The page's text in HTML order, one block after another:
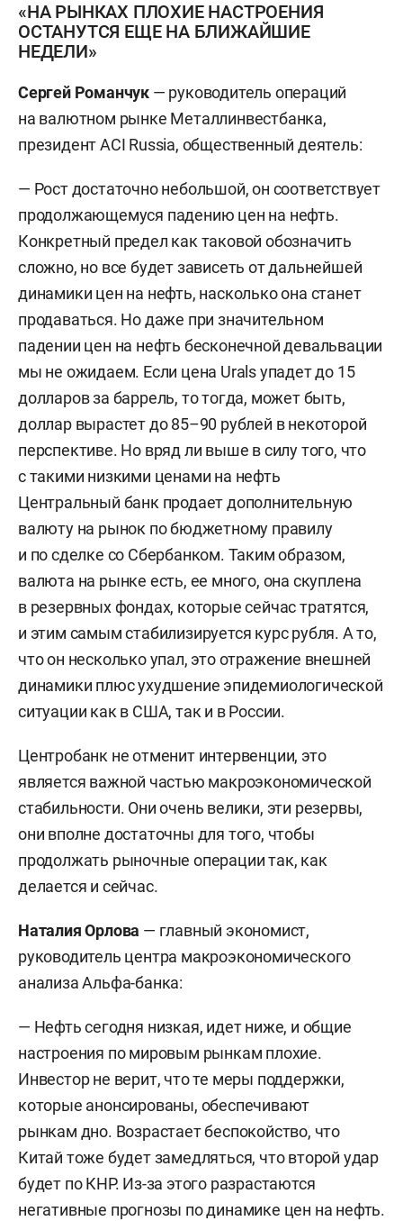
«НА РЫНКАХ ПЛОХИЕ НАСТРОЕНИЯ
ОСТАНУТСЯ ЕЩЕ НА БЛИЖАЙШИЕ
НЕДЕЛИ»
Сергей Романчук — руководитель операций
на валютном рынке Металлинвестбанка,
президент ACI Russia, общественный деятель:
— Рост достаточно небольшой, он соответствует
продолжающемуся падению цен на нефть.
Конкретный предел как таковой обозначить
сложно, но все будет зависеть от дальнейшей
динамики цен на нефть, насколько она станет
продаваться. Но даже при значительном
падении цен на нефть бесконечной девальвации
мы не ожидаем. Если цена Urals упадет до 15
долларов за баррель, то тогда, может быть,
доллар вырастет до 85–90 рублей в некоторой
перспективе. Но вряд ли выше в силу того, что
с такими низкими ценами на нефть
Центральный банк продает дополнительную
валюту на рынок по бюджетному правилу
и по сделке со Сбербанком. Таким образом,
валюта на рынке есть, ее много, она скуплена
в резервных фондах, которые сейчас тратятся,
и этим самым стабилизируется курс рубля. А то,
что он несколько упал, это отражение внешней
динамики плюс ухудшение эпидемиологической
ситуации как в США, так и в России.
Центробанк не отменит интервенции, это
является важной частью макроэкономической
стабильности. Они очень велики, эти резервы,
они вполне достаточны для того, чтобы
продолжать рыночные операции так, как
делается и сейчас.
Наталия Орлова — главный экономист,
руководитель центра макроэкономического
анализа Альфа-банка:
— Нефть сегодня низкая, идет ниже, и общие
настроения по мировым рынкам плохие.
Инвестор не верит, что те меры поддержки,
которые анонсированы, обеспечивают
рынкам дно. Возрастает беспокойство, что
Китай тоже будет замедляться, что второй удар
будет по КНР. Из-за этого разрастаются
негативные прогнозы по динамике цен на нефть.